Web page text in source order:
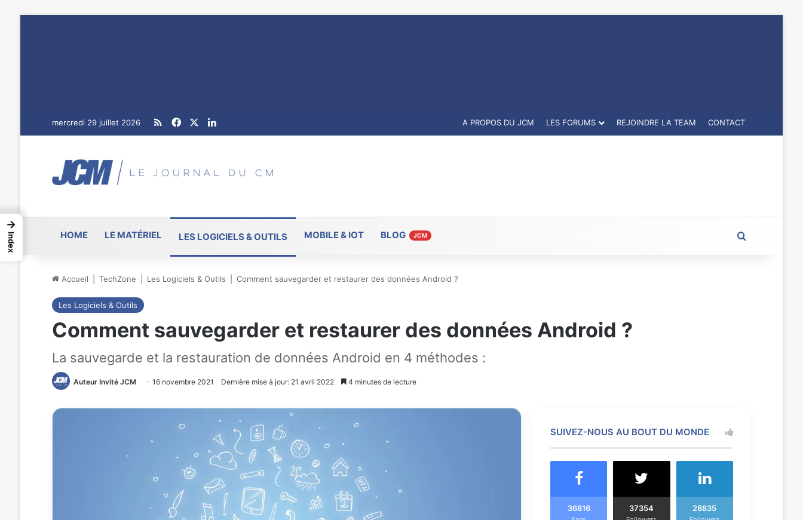
mercredi 29 juillet 2026 RSSFacebookLinkedin A PROPOS DU JCM LES FORUMS REJOINDRE LA TEAM CONTACT
HOME LE MATÉRIEL LES LOGICIELS & OUTILS MOBILE & IOT BLOG JCM
Accueil TechZone Les Logiciels & Outils Comment sauvegarder et restaurer des données Android ?
Les Logiciels & Outils
Comment sauvegarder et restaurer des données Android ?
La sauvegarde et la restauration de données Android en 4 méthodes :
Auteur Invité JCM 16 novembre 2021 Dernière mise à jour: 21 avril 2022 4 minutes de lecture
SUIVEZ-NOUS AU BOUT DU MONDE
36816 37354 28835
→
Index